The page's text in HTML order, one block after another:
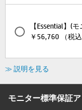
【Essential】(
￥56,760 （税
≫ 説明を見る
モニター標準保証